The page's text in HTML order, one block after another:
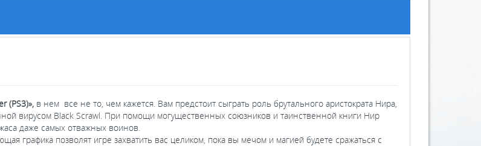
(PS3)», в нем все не то, чем кажется. Вам предстоит сыграть роль брутального аристократа Нира,
вирусом Black Scrawl. При помощи могущественных союзников и таинственной книги Нир
даже самых отважных воинов.
графика позволят игре захватить вас целиком, пока вы мечом и магией будете сражаться с